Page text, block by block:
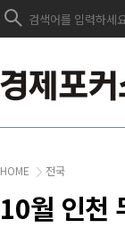
HOME 전국
10월 인천